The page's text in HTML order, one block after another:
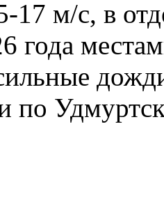
17 м/с, в
года
по